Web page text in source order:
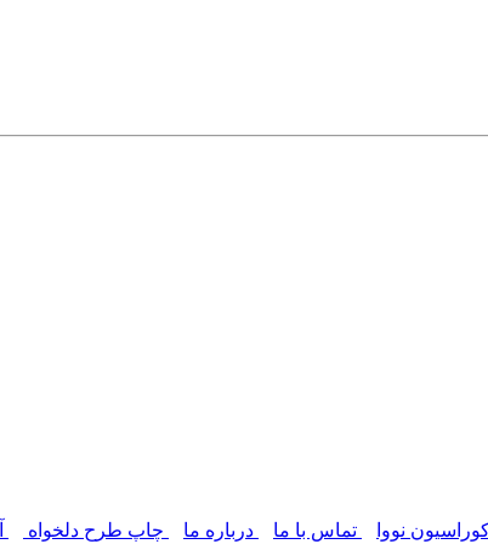
نووا تماس با ما درباره ما چاپ طرح دلخواه